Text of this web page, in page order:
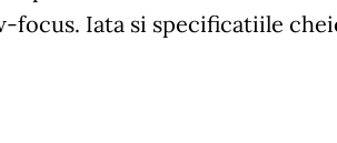
focus. Iata si specificatiile